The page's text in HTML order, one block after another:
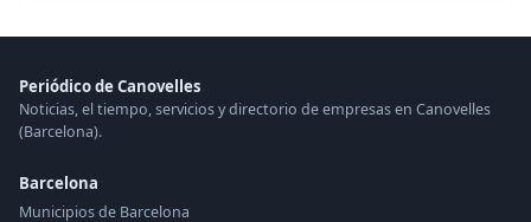
Periódico de Canovelles
Noticias, el tiempo, servicios y directorio de empresas en Canovelles
(Barcelona).
Barcelona
Municipios de Barcelona